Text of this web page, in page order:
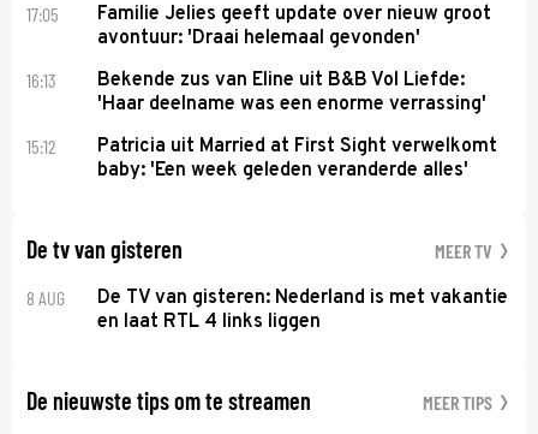
17:05
Familie Jelies geeft update over nieuw groot
avontuur: 'Draai helemaal gevonden'
16:13
Bekende zus van Eline uit B&B Vol Liefde:
'Haar deelname was een enorme verrassing'
15:12
Patricia uit Married at First Sight verwelkomt
baby: 'Een week geleden veranderde alles'
De tv van gisteren MEER TV
8 AUG
De TV van gisteren: Nederland is met vakantie
en laat RTL 4 links liggen
De nieuwste tips om te streamen MEER TIPS